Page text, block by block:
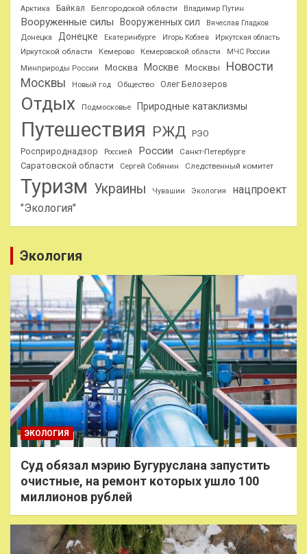
Арктика
Байкал Белгородской области Владимир Путин
Вооруженные силы Вооруженных сил
Вячеслав Гладков
Донецка
Донецке Екатеринбурге Игорь Кобзев Иркутская область
Иркутской области Кемерово Кемеровской области
МЧС России
Минприроды России
Москва Москве Москвы
Новости
Москвы
Новый год Общество Олег Белозеров
Отдых Подмосковье Природные катаклизмы
Путешествия РЖД РЭО
Росприроднадзор
Россией России Санкт-Петербурге
Саратовской области Сергей Собянин Следственный комитет
Туризм Украины Чувашии Экология
нацпроект
"Экология"
Экология
ЭКОЛОГИЯ
Суд обязал мэрию Бугуруслана запустить
очистные, на ремонт которых ушло 100
миллионов рублей